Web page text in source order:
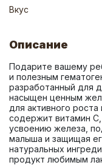
Вкус
Описание
Подарите вашему
и полезным
разработанный для
насыщен ценным
для активного
содержит витамин
усвоению железа,
малыша и защищая
натуральных
продукт любимым